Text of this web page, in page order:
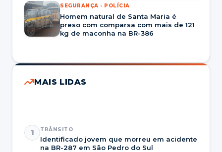
SEGURANÇA - POLÍCIA
Homem natural de Santa Maria é
preso com comparsa com mais de 121
kg de maconha na BR-386
MAIS LIDAS
1 TRÂNSITO
Identificado jovem que morreu em acidente
na BR-287 em São Pedro do Sul